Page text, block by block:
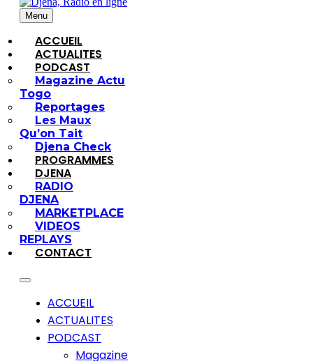
Menu
ACCUEIL
ACTUALITES
PODCAST
Magazine Actu
Togo
Reportages
Les Maux
Qu’on Tait
Djena Check
PROGRAMMES
DJENA
RADIO
DJENA
MARKETPLACE
VIDEOS
REPLAYS
CONTACT
ACCUEIL
ACTUALITES
PODCAST
Magazine